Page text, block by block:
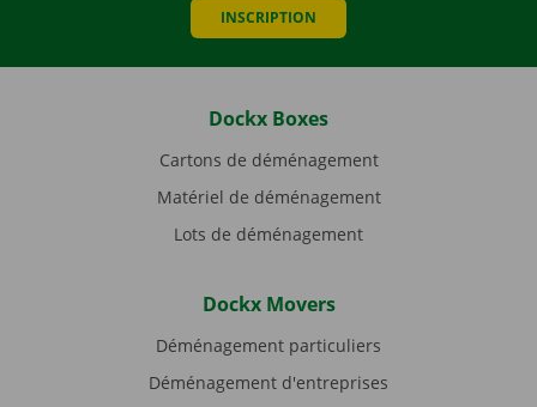
INSCRIPTION
Dockx Boxes
Cartons de déménagement
Matériel de déménagement
Lots de déménagement
Dockx Movers
Déménagement particuliers
Déménagement d'entreprises